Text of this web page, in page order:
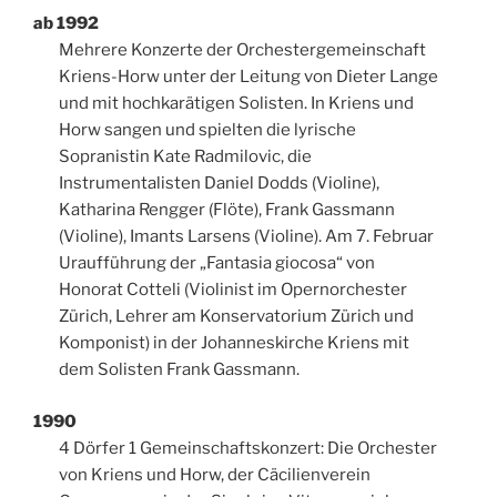
ab 1992
Mehrere Konzerte der Orchestergemeinschaft
Kriens-Horw unter der Leitung von Dieter Lange
und mit hochkarätigen Solisten. In Kriens und
Horw sangen und spielten die lyrische
Sopranistin Kate Radmilovic, die
Instrumentalisten Daniel Dodds (Violine),
Katharina Rengger (Flöte), Frank Gassmann
(Violine), Imants Larsens (Violine). Am 7. Februar
Uraufführung der „Fantasia giocosa“ von
Honorat Cotteli (Violinist im Opernorchester
Zürich, Lehrer am Konservatorium Zürich und
Komponist) in der Johanneskirche Kriens mit
dem Solisten Frank Gassmann.
1990
4 Dörfer 1 Gemeinschaftskonzert: Die Orchester
von Kriens und Horw, der Cäcilienverein